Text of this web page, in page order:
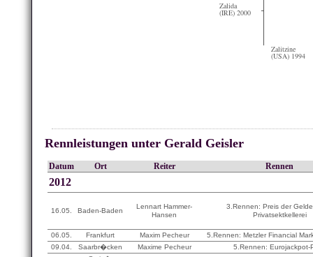
Zalida
(IRE) 2000
Zalitzine
(USA) 1994
Rennleistungen unter Gerald Geisler
Datum Ort Reiter Rennen
2012
16.05. Baden-Baden
Lennart Hammer-
Hansen
3.Rennen: Preis der
Privatsektkellerei
06.05. Frankfurt Maxim Pecheur
5.Rennen: Metzler Financial
09.04.
Saarbr�cken Maxime Pecheur 5.Rennen: Eurojackpot-